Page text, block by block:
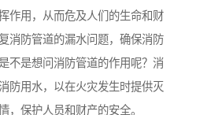
作用，从而危及人们的生命和财
消防管道的漏水问题，确保消防
不是想问消防管道的作用呢？消
防用水，以在火灾发生时提供灭
，保护人员和财产的安全。